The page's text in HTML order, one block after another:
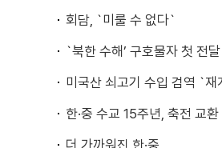
회담, `미룰 수 없다`
`북한 수해’ 구호물자 첫 전달
미국산 쇠고기 수입 검역 `재
한·중 수교 15주년, 축전 교환
더 가까워진 한·중